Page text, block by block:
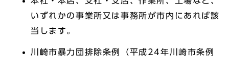
いずれかの事業所又は事務所が市内にあれば該
当します。
川崎市暴力団排除条例（平成24年川崎市条例